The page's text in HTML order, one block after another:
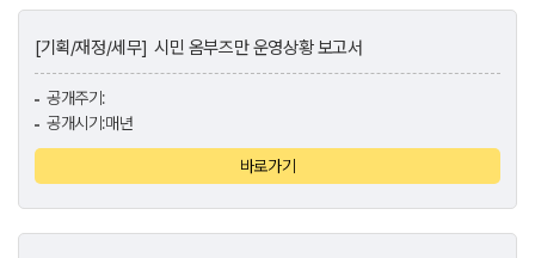
[기획/재정/세무] 시민 옴부즈만 운영상황 보고서
공개주기:
공개시기:매년
바로가기